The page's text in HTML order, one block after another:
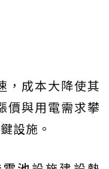
，成本大降使其
價與用電需求攀
設施。